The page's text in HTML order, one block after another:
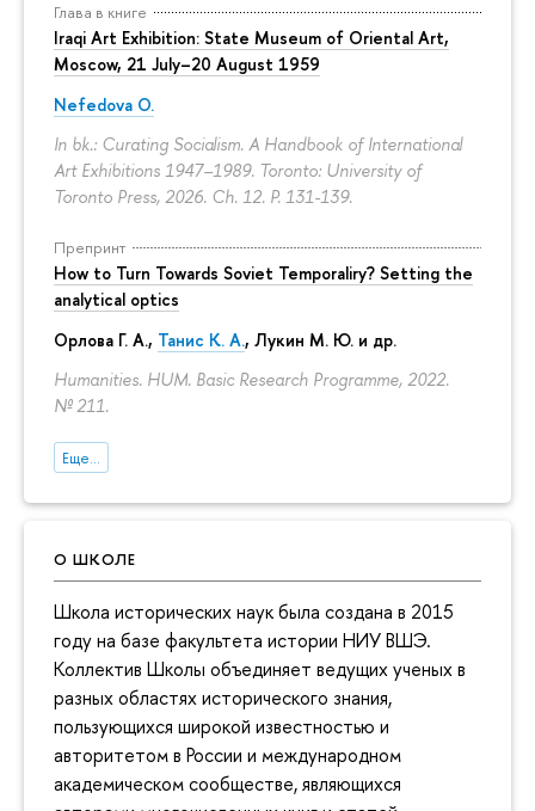
Глава в книге
Iraqi Art Exhibition: State Museum of Oriental Art,
Moscow, 21 July–20 August 1959
Nefedova O.
In bk.: Curating Socialism. A Handbook of International
Art Exhibitions 1947–1989. Toronto: University of
Toronto Press, 2026. Ch. 12. P. 131-139.
Препринт
How to Turn Towards Soviet Temporaliry? Setting the
analytical optics
Орлова Г. А., Танис К. А., Лукин М. Ю. и др.
Humanities. HUM. Basic Research Programme, 2022.
№ 211.
Еще...
О ШКОЛЕ
Школа исторических наук была создана в 2015
году на базе факультета истории НИУ ВШЭ.
Коллектив Школы объединяет ведущих ученых в
разных областях исторического знания,
пользующихся широкой известностью и
авторитетом в России и международном
академическом сообществе, являющихся